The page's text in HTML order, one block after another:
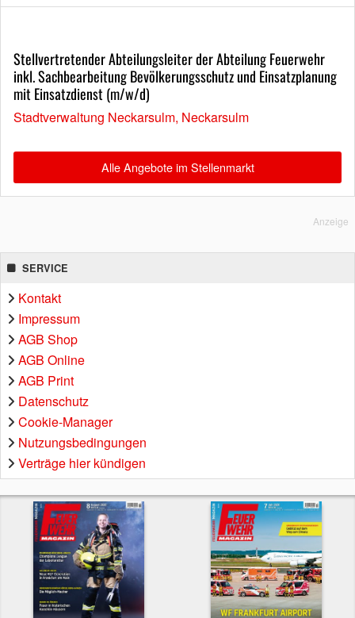
Stellvertretender Abteilungsleiter der Abteilung Feuerwehr
inkl. Sachbearbeitung Bevölkerungsschutz und Einsatzplanung
mit Einsatzdienst (m/w/d)
Stadtverwaltung Neckarsulm, Neckarsulm
Alle Angebote im Stellenmarkt
Anzeige
SERVICE
Kontakt
Impressum
AGB Shop
AGB Online
AGB Print
Datenschutz
Cookie-Manager
Nutzungsbedingungen
Verträge hier kündigen